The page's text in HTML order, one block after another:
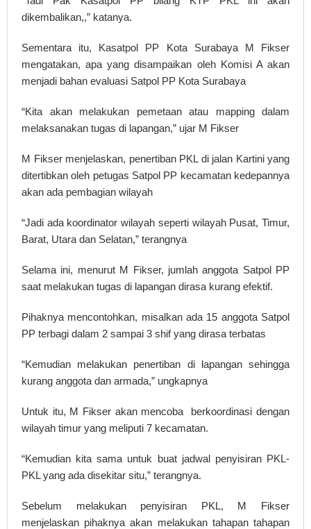
dikembalikan,,” katanya.
Sementara itu, Kasatpol PP Kota Surabaya M Fikser
mengatakan, apa yang disampaikan oleh Komisi A akan
menjadi bahan evaluasi Satpol PP Kota Surabaya
“Kita akan melakukan pemetaan atau mapping dalam
melaksanakan tugas di lapangan,” ujar M Fikser
M Fikser menjelaskan, penertiban PKL di jalan Kartini yang
ditertibkan oleh petugas Satpol PP kecamatan kedepannya
akan ada pembagian wilayah
“Jadi ada koordinator wilayah seperti wilayah Pusat, Timur,
Barat, Utara dan Selatan,” terangnya
Selama ini, menurut M Fikser, jumlah anggota Satpol PP
saat melakukan tugas di lapangan dirasa kurang efektif.
Pihaknya mencontohkan, misalkan ada 15 anggota Satpol
PP terbagi dalam 2 sampai 3 shif yang dirasa terbatas
“Kemudian melakukan penertiban di lapangan sehingga
kurang anggota dan armada,” ungkapnya
Untuk itu, M Fikser akan mencoba berkoordinasi dengan
wilayah timur yang meliputi 7 kecamatan.
“Kemudian kita sama untuk buat jadwal penyisiran PKL-
PKL yang ada disekitar situ,” terangnya.
Sebelum melakukan penyisiran PKL, M Fikser
menjelaskan pihaknya akan melakukan tahapan tahapan